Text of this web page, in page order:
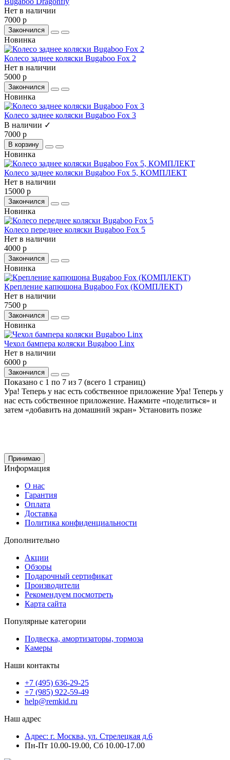
Нет в наличии
7000 р
Закончился
Новинка
Колесо заднее коляски Bugaboo Fox 2
Нет в наличии
5000 р
Закончился
Новинка
Колесо заднее коляски Bugaboo Fox 3
В наличии ✓
7000 р
В корзину
Новинка
Колесо заднее коляски Bugaboo Fox 5, КОМПЛЕКТ
Нет в наличии
15000 р
Закончился
Новинка
Колесо переднее коляски Bugaboo Fox 5
Нет в наличии
4000 р
Закончился
Новинка
Крепление капюшона Bugaboo Fox (КОМПЛЕКТ)
Нет в наличии
7500 р
Закончился
Новинка
Чехол бампера коляски Bugaboo Linx
Нет в наличии
6000 р
Закончился
Показано с 1 по 7 из 7 (всего 1 страниц)
Ура! Теперь у нас есть собственное приложение Ура! Теперь у
нас есть собственное приложение. Нажмите «поделиться» и
затем «добавить на домашний экран» Установить позже
Принимаю
Информация
О нас
Гарантия
Оплата
Доставка
Политика конфиденциальности
Дополнительно
Акции
Обзоры
Подарочный сертификат
Производители
Рекомендуем посмотреть
Карта сайта
Популярные категории
Подвеска, амортизаторы, тормоза
Камеры
Наши контакты
+7 (495) 636-29-25
+7 (985) 922-59-49
help@remkid.ru
Наш адрес
Адрес: г. Москва, ул. Стрелецкая д.6
Пн-Пт 10.00-19.00, Сб 10.00-17.00